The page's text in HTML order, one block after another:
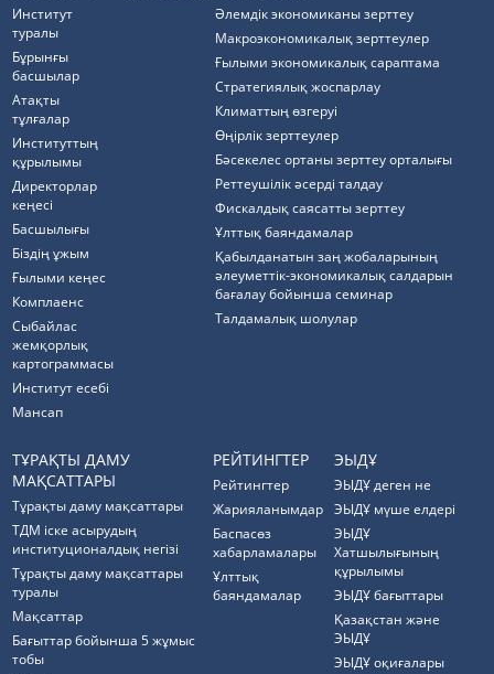
Институт
туралы
Бұрынғы
басшылар
Атақты
тұлғалар
Институттың
құрылымы
Директорлар
кеңесі
Басшылығы
Біздің ұжым
Ғылыми кеңес
Комплаенс
Cыбайлас
жемқорлық
картограммасы
Институт есебі
Мансап
Әлемдік экономиканы зерттеу
Макроэкономикалық зерттеулер
Ғылыми экономикалық сараптама
Стратегиялық жоспарлау
Климаттың өзгеруі
Өңірлік зерттеулер
Бәсекелес ортаны зерттеу орталығы
Реттеушілік әсерді талдау
Фискалдық саясатты зерттеу
Ұлттық баяндамалар
Қабылданатын заң жобаларының
әлеуметтік-экономикалық салдарын
бағалау бойынша семинар
Талдамалық шолулар
ТҰРАҚТЫ ДАМУ
МАҚСАТТАРЫ
Тұрақты даму мақсаттары
ТДМ іске асырудың
институционалдық негізі
Тұрақты даму мақсаттары
туралы
Мақсаттар
Бағыттар бойынша 5 жұмыс
тобы
РЕЙТИНГТЕР
Рейтингтер
Жарияланымдар
Баспасөз
хабарламалары
Ұлттық
баяндамалар
ЭЫДҰ
ЭЫДҰ деген не
ЭЫДҰ мүше елдері
ЭЫДҰ
Хатшылығының
құрылымы
ЭЫДҰ бағыттары
Қазақстан және
ЭЫДҰ
ЭЫДҰ оқиғалары